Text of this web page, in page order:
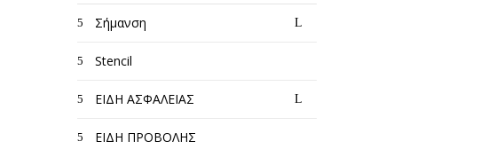
Σήμανση
Stencil
ΕΙΔΗ ΑΣΦΑΛΕΙΑΣ
ΕΙΔΗ ΠΡΟΒΟΛΗΣ